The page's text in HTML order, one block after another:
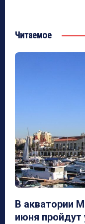
Читаемое
В акватории
июня